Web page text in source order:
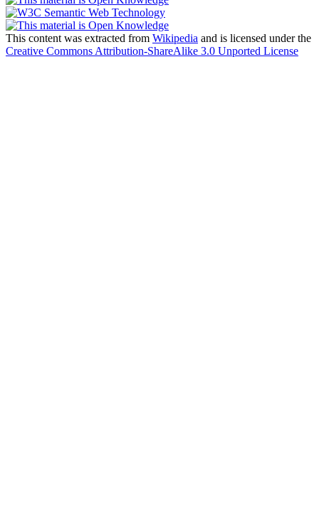
This content was extracted from Wikipedia and is licensed under the
Creative Commons Attribution-ShareAlike 3.0 Unported License